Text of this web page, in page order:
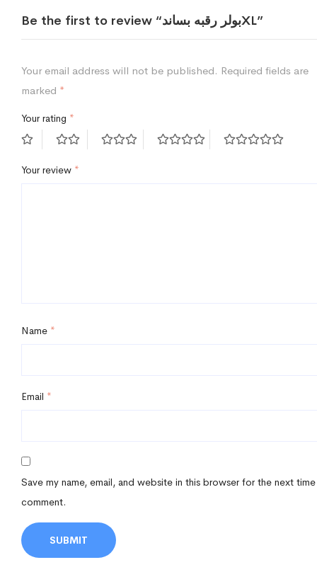
Be the first to review “بولر رقبه بساندXL”
Your email address will not be published. Required fields are
marked *
Your rating *
Your review *
Name *
Email *
Save my name, email, and website in this browser for the next
comment.